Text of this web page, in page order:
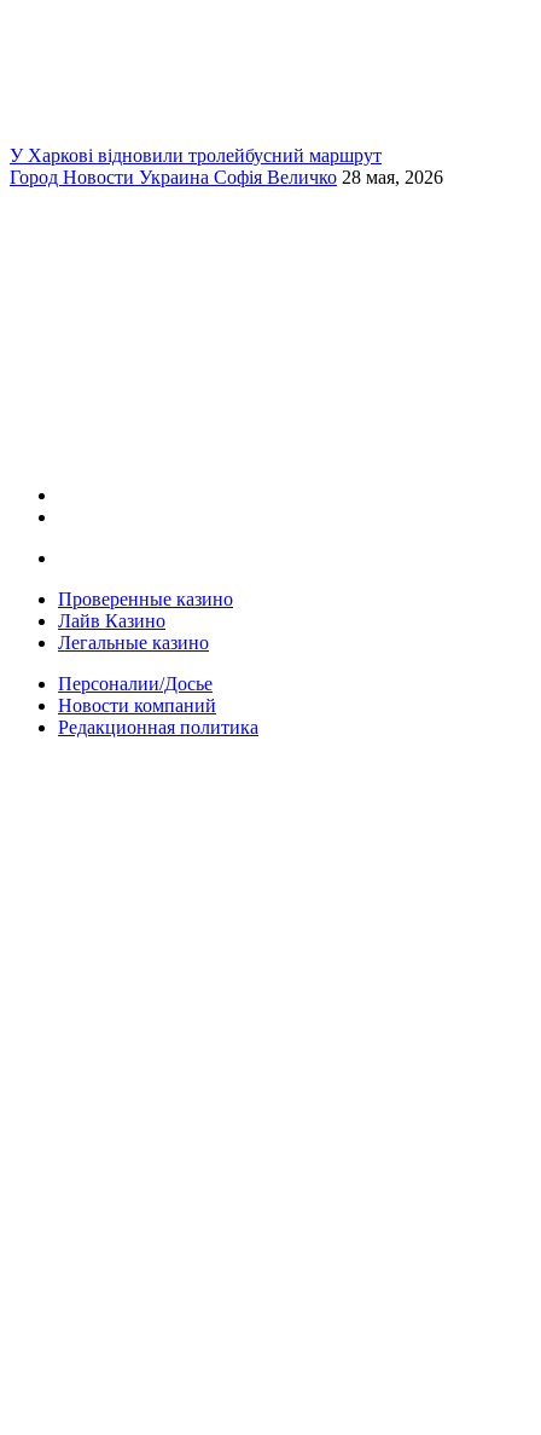
У Харкові відновили тролейбусний маршрут
Город Новости Украина Софія Величко 28 мая, 2026
Проверенные казино
Лайв Казино
Легальные казино
Персоналии/Досье
Новости компаний
Редакционная политика